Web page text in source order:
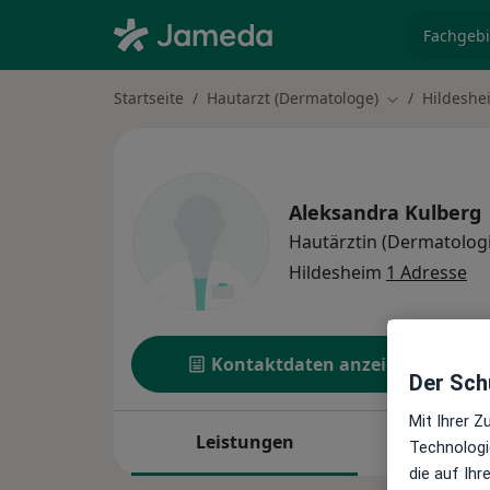
Startseite Hautarzt (Dermatologe) Stadt ändern
Aleksandra Kulberg
Hautärztin
Hildesheim 1 Adresse
Kontaktdaten anzeigen
Leistungen
Der
Mit Ihrer
die auf